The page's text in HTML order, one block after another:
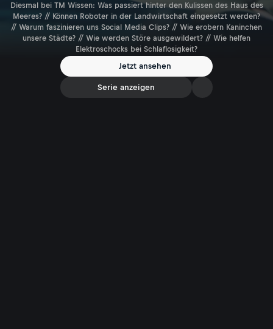
Diesmal bei TM Wissen: Was passiert hinter den Kulissen des Haus des
Meeres? // Können Roboter in der Landwirtschaft eingesetzt werden?
// Warum faszinieren uns Social Media Clips? // Wie erobern Kaninchen
unsere Städte? // Wie werden Störe ausgewildert? // Wie helfen
Elektroschocks bei Schlaflosigkeit?
Jetzt ansehen
Serie anzeigen